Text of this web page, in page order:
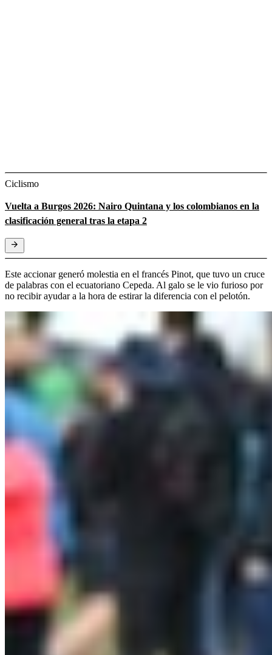
Ciclismo
Vuelta a Burgos 2026: Nairo Quintana y los colombianos en la
clasificación general tras la etapa 2
Este accionar generó molestia en el francés Pinot, que tuvo un cruce
de palabras con el ecuatoriano Cepeda. Al galo se le vio furioso por
no recibir ayudar a la hora de estirar la diferencia con el pelotón.